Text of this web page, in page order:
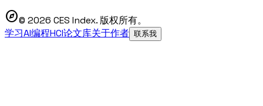
explore© 2026 CES Index. 版权所有。
学习AI编程HCI论文库关于作者 联系我